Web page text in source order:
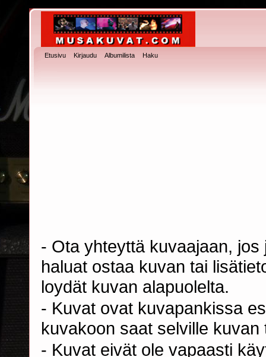
Etusivu Kirjaudu Albumilista Haku
- Ota yhteyttä kuvaajaan,
haluat ostaa kuvan tai
loydät kuvan alapuolelta.
- Kuvat ovat kuvapankissa
kuvakoon saat selville
- Kuvat eivät ole vapaasti